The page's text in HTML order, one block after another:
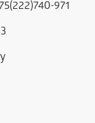
971